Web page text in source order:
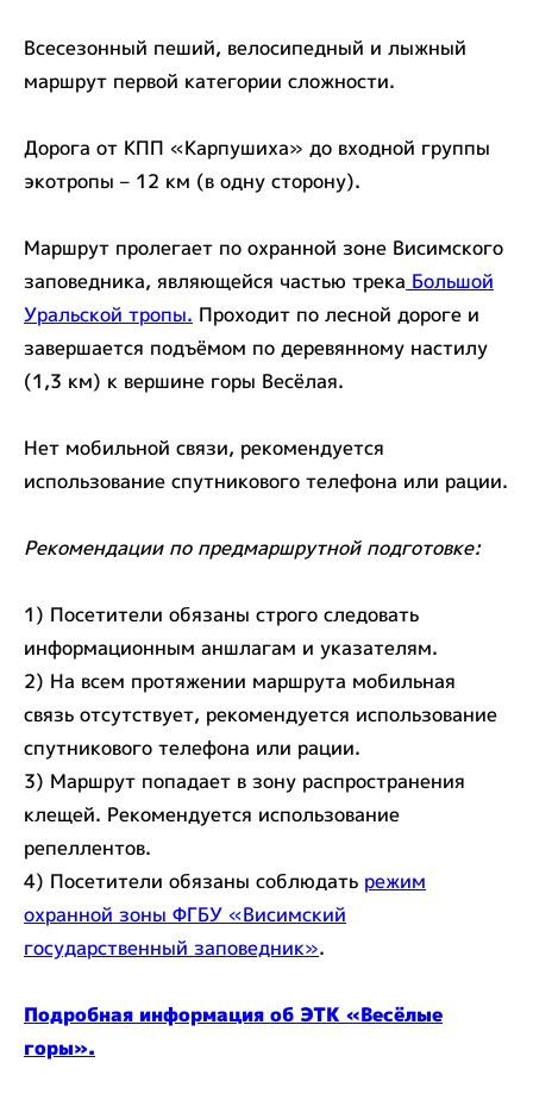
Всесезонный пеший, велосипедный и лыжный
маршрут первой категории сложности.
Дорога от КПП «Карпушиха» до входной группы
экотропы – 12 км (в одну сторону).
Маршрут пролегает по охранной зоне Висимского
заповедника, являющейся частью трека Большой
Уральской тропы. Проходит по лесной дороге и
завершается подъёмом по деревянному настилу
(1,3 км) к вершине горы Весёлая.
Нет мобильной связи, рекомендуется
использование спутникового телефона или рации.
Рекомендации по предмаршрутной подготовке:
1) Посетители обязаны строго следовать
информационным аншлагам и указателям.
2) На всем протяжении маршрута мобильная
связь отсутствует, рекомендуется использование
спутникового телефона или рации.
3) Маршрут попадает в зону распространения
клещей. Рекомендуется использование
репеллентов.
4) Посетители обязаны соблюдать режим
охранной зоны ФГБУ «Висимский
государственный заповедник».
Подробная информация об ЭТК «Весёлые
горы».